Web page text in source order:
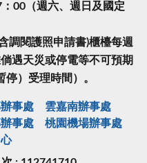
00（週六、週日及國定
調閱護照申請書)櫃檯每週
遇天災或停電等不可預期
）受理時間）。
事處
雲嘉南辦事處
事處
桃園機場辦事處